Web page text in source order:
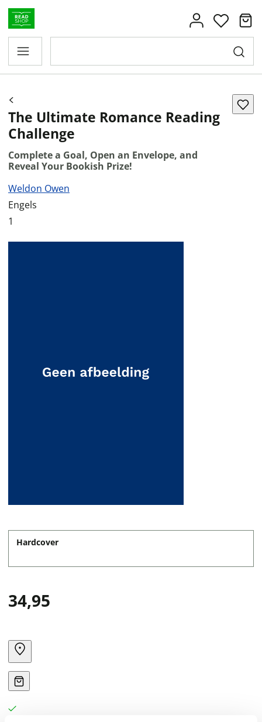
The Ultimate Romance Reading
Challenge
Complete a Goal, Open an Envelope, and
Reveal Your Bookish Prize!
Weldon Owen
Engels
1
Hardcover
34,95